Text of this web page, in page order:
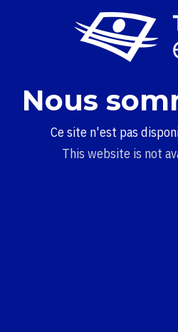
Nous
Ce site n'est pas
This website is not